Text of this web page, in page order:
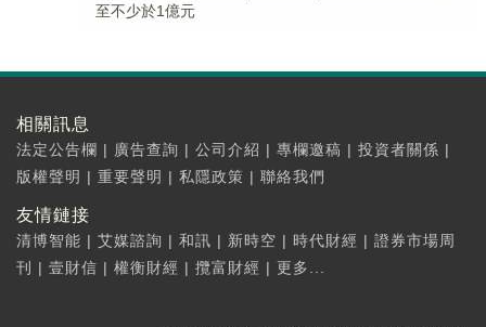
至不少於1億元
相關訊息
法定公告欄 | 廣告查詢 | 公司介紹 | 專欄邀稿 | 投資者關係 |
版權聲明 | 重要聲明 | 私隱政策 | 聯絡我們
友情鏈接
清博智能 | 艾媒諮詢 | 和訊 | 新時空 | 時代財經 | 證券市場周
刊
| 壹財信 | 權衡財經 | 攬富財經 | 更多...